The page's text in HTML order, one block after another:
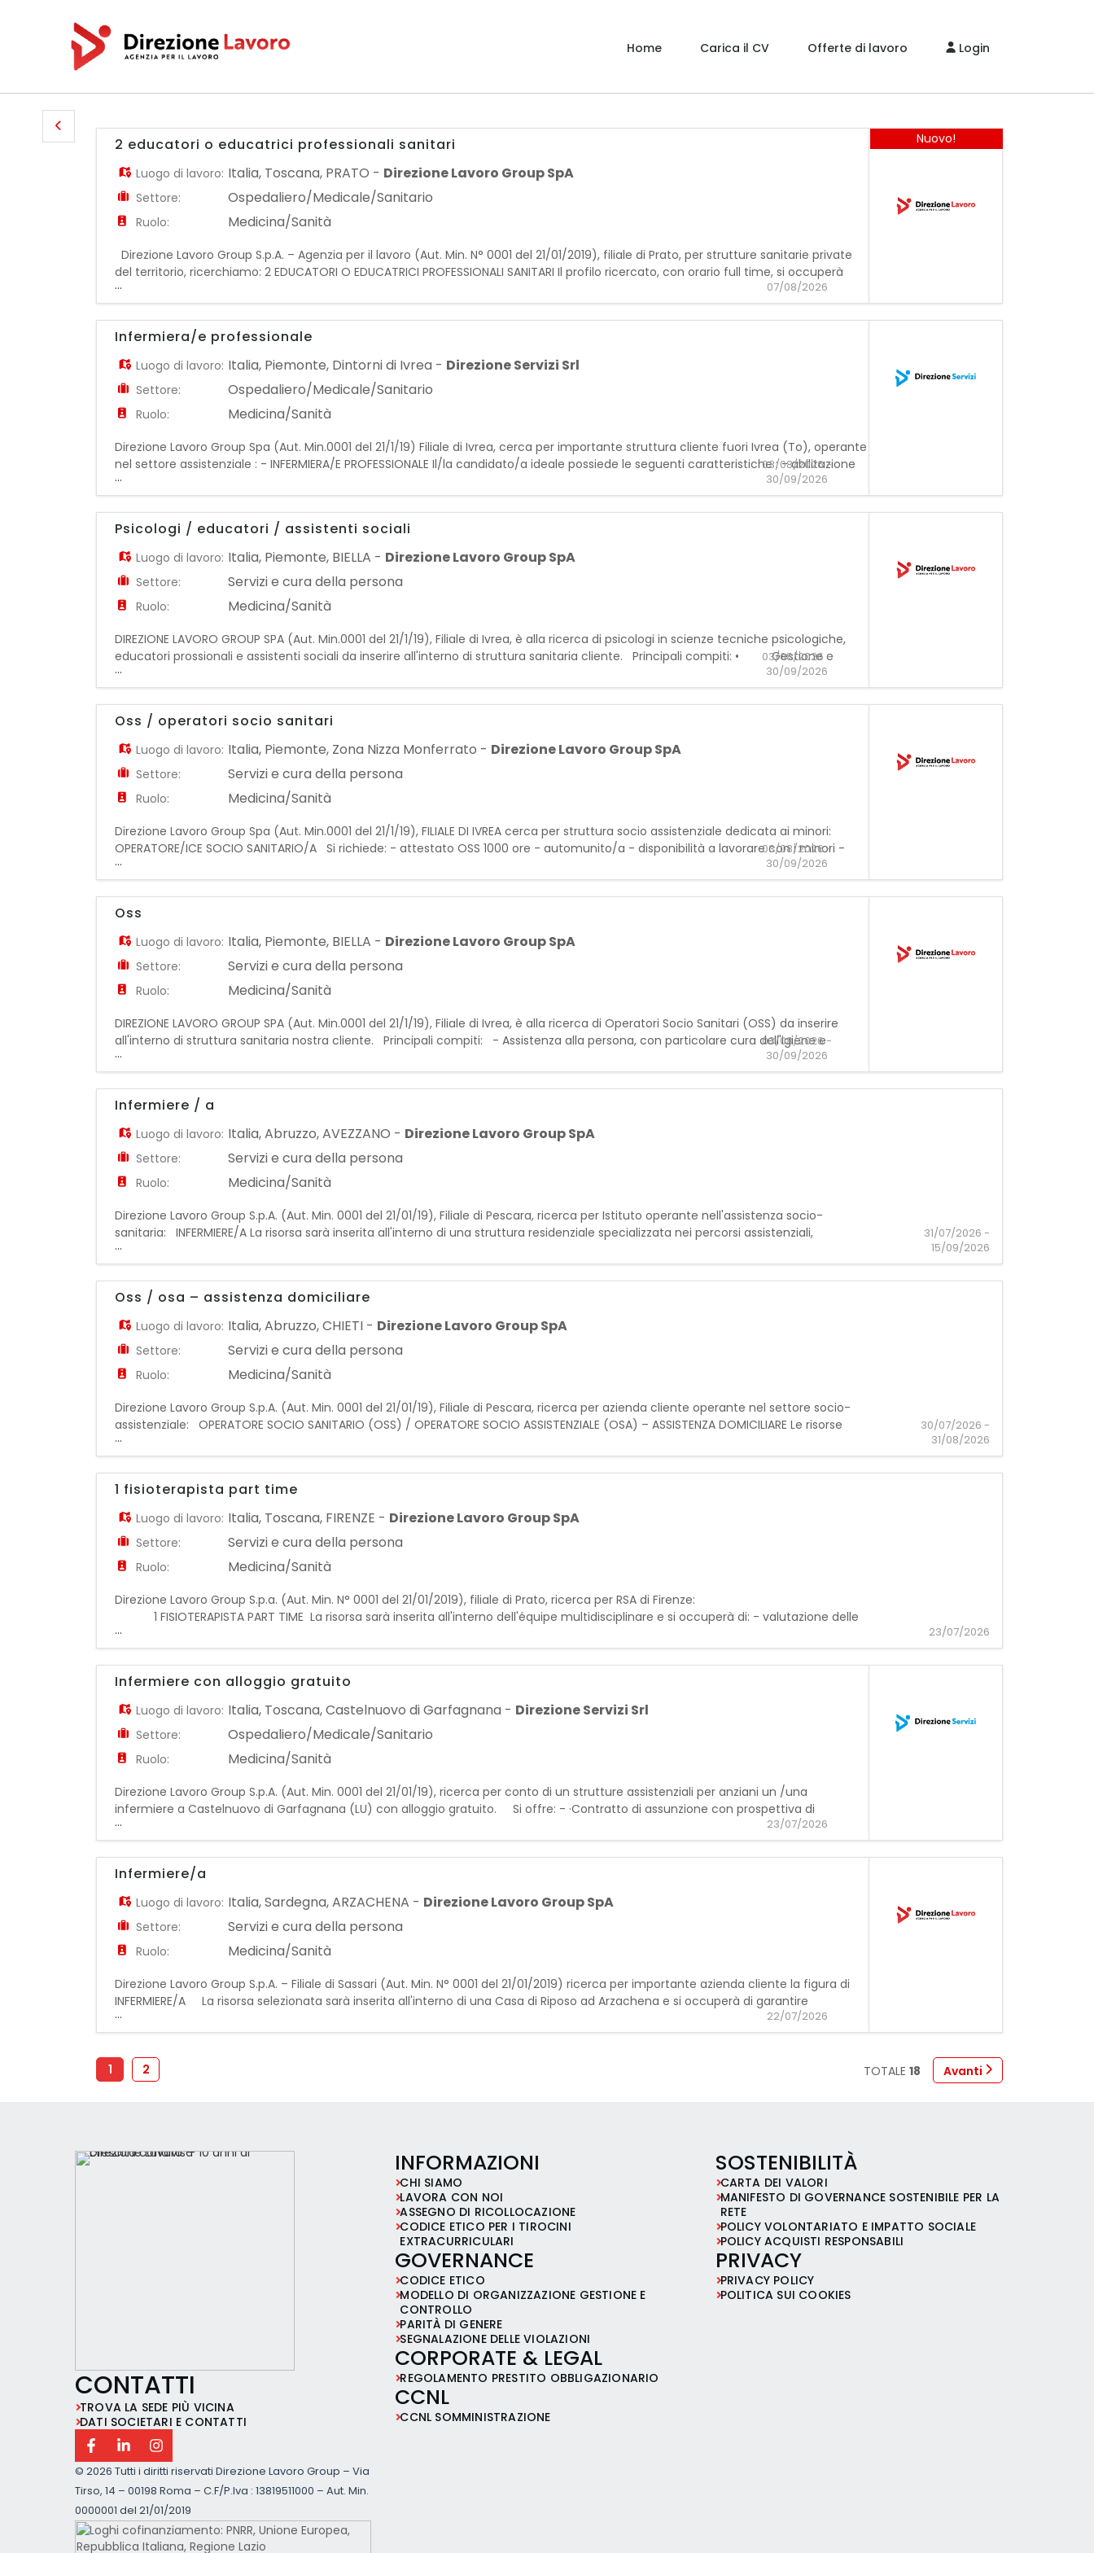
Home Carica il CV Offerte di lavoro Login
2 educatori o educatrici professionali sanitari
Luogo di lavoro: Italia, Toscana, PRATO - Direzione Lavoro Group SpA
Settore: Ospedaliero/Medicale/Sanitario
Ruolo: Medicina/Sanità
Direzione Lavoro Group S.p.A. – Agenzia per il lavoro (Aut. Min. N° 0001 del 21/01/2019), filiale di Prato, per strutture sanitarie private
del territorio, ricerchiamo: 2 EDUCATORI O EDUCATRICI PROFESSIONALI SANITARI Il profilo ricercato, con orario full time, si occuperà
principalmente di: • Progettazione e attuazione di interventi educativi
...
Nuovo!
07/08/2026
Infermiera/e professionale
Luogo di lavoro: Italia, Piemonte, Dintorni di Ivrea - Direzione Servizi Srl
Settore: Ospedaliero/Medicale/Sanitario
Ruolo: Medicina/Sanità
Direzione Lavoro Group Spa (Aut. Min.0001 del 21/1/19) Filiale di Ivrea, cerca per importante struttura cliente fuori Ivrea (To), operante
nel settore assistenziale : - INFERMIERA/E PROFESSIONALE Il/la candidato/a ideale possiede le seguenti caratteristiche : - abilitazione
all'esercizio della professione medica o rispondenti ai requisiti per la
...
03/08/2026 -
30/09/2026
Psicologi / educatori / assistenti sociali
Luogo di lavoro: Italia, Piemonte, BIELLA - Direzione Lavoro Group SpA
Settore: Servizi e cura della persona
Ruolo: Medicina/Sanità
DIREZIONE LAVORO GROUP SPA (Aut. Min.0001 del 21/1/19), Filiale di Ivrea, è alla ricerca di psicologi in scienze tecniche psicologiche,
educatori prossionali e assistenti sociali da inserire all'interno di struttura sanitaria cliente. Principali compiti: • Gestione e
organizzazione delle attività degli ospiti. • Supporto pro
...
03/08/2026 -
30/09/2026
Oss / operatori socio sanitari
Luogo di lavoro: Italia, Piemonte, Zona Nizza Monferrato - Direzione Lavoro Group SpA
Settore: Servizi e cura della persona
Ruolo: Medicina/Sanità
Direzione Lavoro Group Spa (Aut. Min.0001 del 21/1/19), FILIALE DI IVREA cerca per struttura socio assistenziale dedicata ai minori:
OPERATORE/ICE SOCIO SANITARIO/A Si richiede: - attestato OSS 1000 ore - automunito/a - disponibilità a lavorare con i minori -
disponibilità ai 3 turni (06-14:00 / 14:00-22:00 / 22:00-06:00) Si offre: I
...
03/08/2026 -
30/09/2026
Oss
Luogo di lavoro: Italia, Piemonte, BIELLA - Direzione Lavoro Group SpA
Settore: Servizi e cura della persona
Ruolo: Medicina/Sanità
DIREZIONE LAVORO GROUP SPA (Aut. Min.0001 del 21/1/19), Filiale di Ivrea, è alla ricerca di Operatori Socio Sanitari (OSS) da inserire
all'interno di struttura sanitaria nostra cliente. Principali compiti: - Assistenza alla persona, con particolare cura dell'igiene e
supporto alla mobilizzazione dei pazienti. - Monitoraggio delle condizioni
...
03/08/2026 -
30/09/2026
Infermiere / a
Luogo di lavoro: Italia,Abruzzo,AVEZZANO - Direzione Lavoro Group SpA
Settore: Servizi e cura della persona
Ruolo: Medicina/Sanità
Direzione Lavoro Group S.p.A. (Aut. Min. 0001 del 21/01/19), Filiale di Pescara, ricerca per Istituto operante nell'assistenza socio-
sanitaria: INFERMIERE/A La risorsa sarà inserita all'interno di una struttura residenziale specializzata nei percorsi assistenziali,
collaborando con un'équipe multidisciplinare composta da medici, fisioterapis
...
31/07/2026 -
15/09/2026
Oss / osa – assistenza domiciliare
Luogo di lavoro: Italia,Abruzzo,CHIETI - Direzione Lavoro Group SpA
Settore: Servizi e cura della persona
Ruolo: Medicina/Sanità
Direzione Lavoro Group S.p.A. (Aut. Min. 0001 del 21/01/19), Filiale di Pescara, ricerca per azienda cliente operante nel settore socio-
assistenziale: OPERATORE SOCIO SANITARIO (OSS) / OPERATORE SOCIO ASSISTENZIALE (OSA) – ASSISTENZA DOMICILIARE Le risorse
saranno inserite all'interno di un servizio di assistenza domiciliare attivo sul terri
...
30/07/2026 -
31/08/2026
1 fisioterapista part time
Luogo di lavoro: Italia, Toscana, FIRENZE - Direzione Lavoro Group SpA
Settore: Servizi e cura della persona
Ruolo: Medicina/Sanità
Direzione Lavoro Group S.p.a. (Aut. Min. N° 0001 del 21/01/2019), filiale di Prato, ricerca per RSA di Firenze:
1 FISIOTERAPISTA PART TIME La risorsa sarà inserita all'interno dell'équipe multidisciplinare e si occuperà di: - valutazione delle
capacità motorie e funzionali degli os
... 23/07/2026
Infermiere con alloggio gratuito
Luogo di lavoro: Italia, Toscana,Castelnuovo di Garfagnana - Direzione Servizi Srl
Settore: Ospedaliero/Medicale/Sanitario
Ruolo: Medicina/Sanità
Direzione Lavoro Group S.p.A. (Aut. Min. 0001 del 21/01/19), ricerca per conto di un strutture assistenziali per anziani un /una
infermiere a Castelnuovo di Garfagnana (LU) con alloggio gratuito. Si offre: - ·Contratto di assunzione con prospettiva di
assunzione a tempo indeterminato presso l'azienda sanitaria. - collaborazione con Partita
... 23/07/2026
Infermiere/a
Luogo di lavoro: Italia,Sardegna,ARZACHENA - Direzione Lavoro Group SpA
Settore: Servizi e cura della persona
Ruolo: Medicina/Sanità
Direzione Lavoro Group S.p.A. – Filiale di Sassari (Aut. Min. N° 0001 del 21/01/2019) ricerca per importante azienda cliente la figura di
INFERMIERE/A La risorsa selezionata sarà inserita all'interno di una Casa di Riposo ad Arzachena e si occuperà di garantire
assistenza infermieristica agli ospiti della struttura, collaborando con il p
... 22/07/2026
1 2 Avanti
TOTALE 18
CONTATTI
TROVA LA SEDE PIÙ VICINA
DATI SOCIETARI E CONTATTI
© 2026 Tutti i diritti riservati Direzione Lavoro Group – Via
Tirso, 14 – 00198 Roma – C.F/P.Iva : 13819511000 – Aut. Min.
0000001 del 21/01/2019
INFORMAZIONI
CHI SIAMO
LAVORA CON NOI
ASSEGNO DI RICOLLOCAZIONE
CODICE ETICO PER I TIROCINI
EXTRACURRICULARI
GOVERNANCE
CODICE ETICO
MODELLO DI ORGANIZZAZIONE GESTIONE E
CONTROLLO
PARITÀ DI GENERE
SEGNALAZIONE DELLE VIOLAZIONI
CORPORATE & LEGAL
REGOLAMENTO PRESTITO OBBLIGAZIONARIO
CCNL
CCNL SOMMINISTRAZIONE
SOSTENIBILITÀ
CARTA DEI VALORI
MANIFESTO DI GOVERNANCE SOSTENIBILE PER LA
RETE
POLICY VOLONTARIATO E IMPATTO SOCIALE
POLICY ACQUISTI RESPONSABILI
PRIVACY
PRIVACY POLICY
POLITICA SUI COOKIES